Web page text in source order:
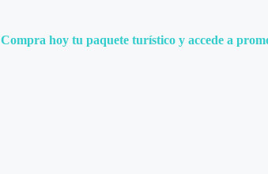
Compra hoy tu paquete turístico y accede a